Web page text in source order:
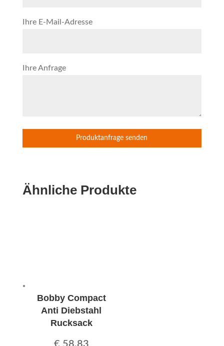
Ihre E-Mail-Adresse
Ihre Anfrage
Ähnliche Produkte
Bobby Compact
Anti Diebstahl
Rucksack